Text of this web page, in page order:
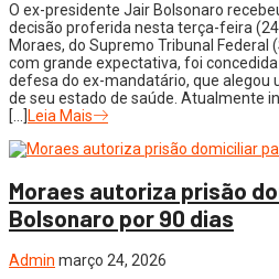
O ex-presidente Jair Bolsonaro
decisão proferida nesta terça-feira
Moraes, do Supremo Tribunal Federal
com grande expectativa, foi
defesa do ex-mandatário, que alegou
de seu estado de saúde. Atualmente
[…]
Leia Mais
Moraes autoriza prisão
Bolsonaro por 90 dias
Admin março 24, 2026